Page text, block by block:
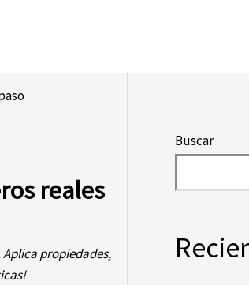
reales
propiedades,
Buscar